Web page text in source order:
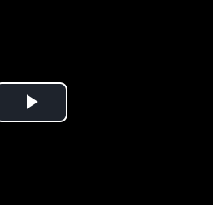
Play